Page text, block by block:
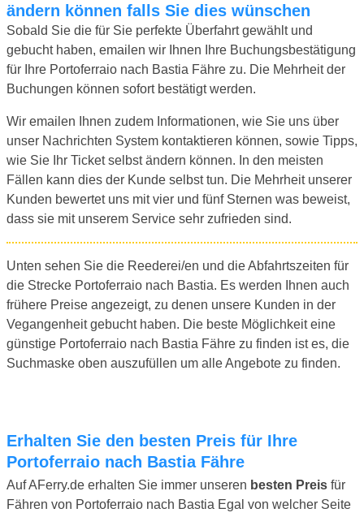
ändern können falls Sie dies wünschen
Sobald Sie die für Sie perfekte Überfahrt gewählt und
gebucht haben, emailen wir Ihnen Ihre Buchungsbestätigung
für Ihre Portoferraio nach Bastia Fähre zu. Die Mehrheit der
Buchungen können sofort bestätigt werden.
Wir emailen Ihnen zudem Informationen, wie Sie uns über
unser Nachrichten System kontaktieren können, sowie Tipps,
wie Sie Ihr Ticket selbst ändern können. In den meisten
Fällen kann dies der Kunde selbst tun. Die Mehrheit unserer
Kunden bewertet uns mit vier und fünf Sternen was beweist,
dass sie mit unserem Service sehr zufrieden sind.
Unten sehen Sie die Reederei/en und die Abfahrtszeiten für
die Strecke Portoferraio nach Bastia. Es werden Ihnen auch
frühere Preise angezeigt, zu denen unsere Kunden in der
Vegangenheit gebucht haben. Die beste Möglichkeit eine
günstige Portoferraio nach Bastia Fähre zu finden ist es, die
Suchmaske oben auszufüllen um alle Angebote zu finden.
Erhalten Sie den besten Preis für Ihre
Portoferraio nach Bastia Fähre
Auf AFerry.de erhalten Sie immer unseren besten Preis für
Fähren von Portoferraio nach Bastia Egal von welcher Seite